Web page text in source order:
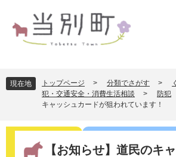
でば 現在地 トップページ > 分類でさがす >
犯・交通安全・消費生活相談
> 防犯
キャッシュカードが狙われています！
【お知らせ】道民のキ